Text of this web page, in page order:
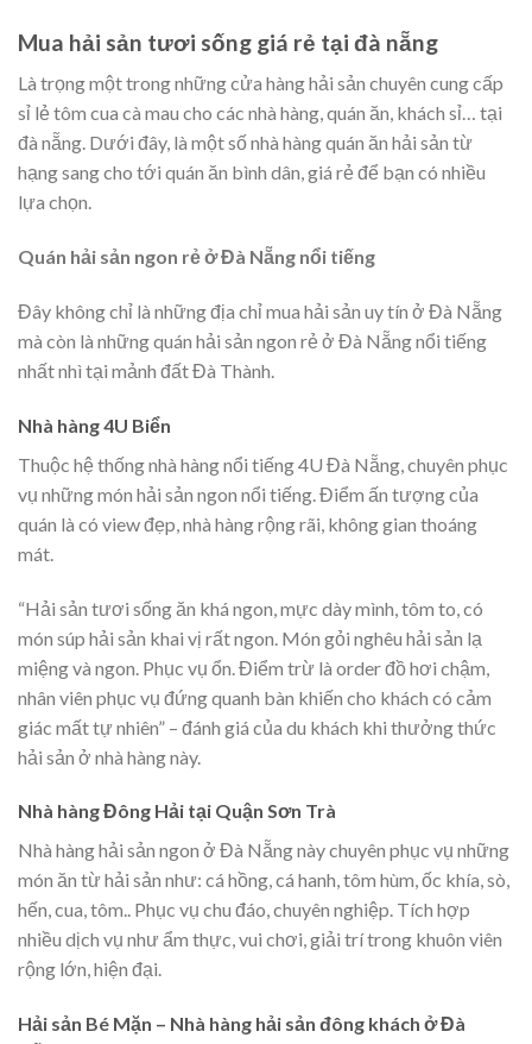
Mua hải sản tươi sống giá rẻ tại đà nẵng
Là trọng một trong những cửa hàng hải sản chuyên cung cấp
sỉ lẻ tôm cua cà mau cho các nhà hàng, quán ăn, khách sỉ… tại
đà nẵng. Dưới đây, là một số nhà hàng quán ăn hải sản từ
hạng sang cho tới quán ăn bình dân, giá rẻ để bạn có nhiều
lựa chọn.
Quán hải sản ngon rẻ ở Đà Nẵng nổi tiếng
Đây không chỉ là những địa chỉ mua hải sản uy tín ở Đà Nẵng
mà còn là những quán hải sản ngon rẻ ở Đà Nẵng nổi tiếng
nhất nhì tại mảnh đất Đà Thành.
Nhà hàng 4U Biển
Thuộc hệ thống nhà hàng nổi tiếng 4U Đà Nẵng, chuyên phục
vụ những món hải sản ngon nổi tiếng. Điểm ấn tượng của
quán là có view đẹp, nhà hàng rộng rãi, không gian thoáng
mát.
“Hải sản tươi sống ăn khá ngon, mực dày mình, tôm to, có
món súp hải sản khai vị rất ngon. Món gỏi nghêu hải sản lạ
miệng và ngon. Phục vụ ổn. Điểm trừ là order đồ hơi chậm,
nhân viên phục vụ đứng quanh bàn khiến cho khách có cảm
giác mất tự nhiên” – đánh giá của du khách khi thưởng thức
hải sản ở nhà hàng này.
Nhà hàng Đông Hải tại Quận Sơn Trà
Nhà hàng hải sản ngon ở Đà Nẵng này chuyên phục vụ những
món ăn từ hải sản như: cá hồng, cá hanh, tôm hùm, ốc khía, sò,
hến, cua, tôm.. Phục vụ chu đáo, chuyên nghiệp. Tích hợp
nhiều dịch vụ như ẩm thực, vui chơi, giải trí trong khuôn viên
rộng lớn, hiện đại.
Hải sản Bé Mặn – Nhà hàng hải sản đông khách ở Đà